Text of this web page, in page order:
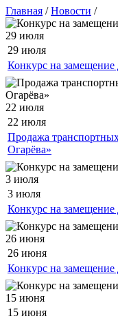
Главная /Новости /
29 июля
29 июля
Конкурс на замещение
22 июля
22 июля
Продажа
Огарёва»
3 июля
3 июля
Конкурс на замещение
26 июня
26 июня
Конкурс на замещение
15 июня
15 июня